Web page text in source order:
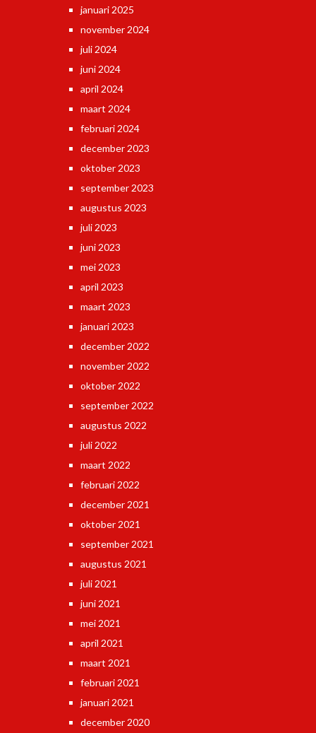
januari 2025
november 2024
juli 2024
juni 2024
april 2024
maart 2024
februari 2024
december 2023
oktober 2023
september 2023
augustus 2023
juli 2023
juni 2023
mei 2023
april 2023
maart 2023
januari 2023
december 2022
november 2022
oktober 2022
september 2022
augustus 2022
juli 2022
maart 2022
februari 2022
december 2021
oktober 2021
september 2021
augustus 2021
juli 2021
juni 2021
mei 2021
april 2021
maart 2021
februari 2021
januari 2021
december 2020